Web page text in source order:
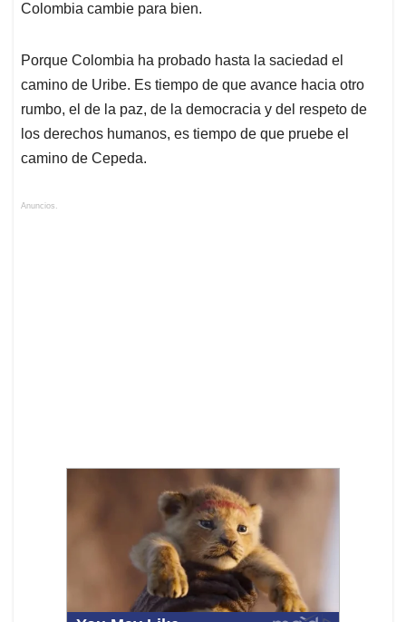
Colombia cambie para bien.
Porque Colombia ha probado hasta la saciedad el
camino de Uribe. Es tiempo de que avance hacia otro
rumbo, el de la paz, de la democracia y del respeto de
los derechos humanos, es tiempo de que pruebe el
camino de Cepeda.
Anuncios.